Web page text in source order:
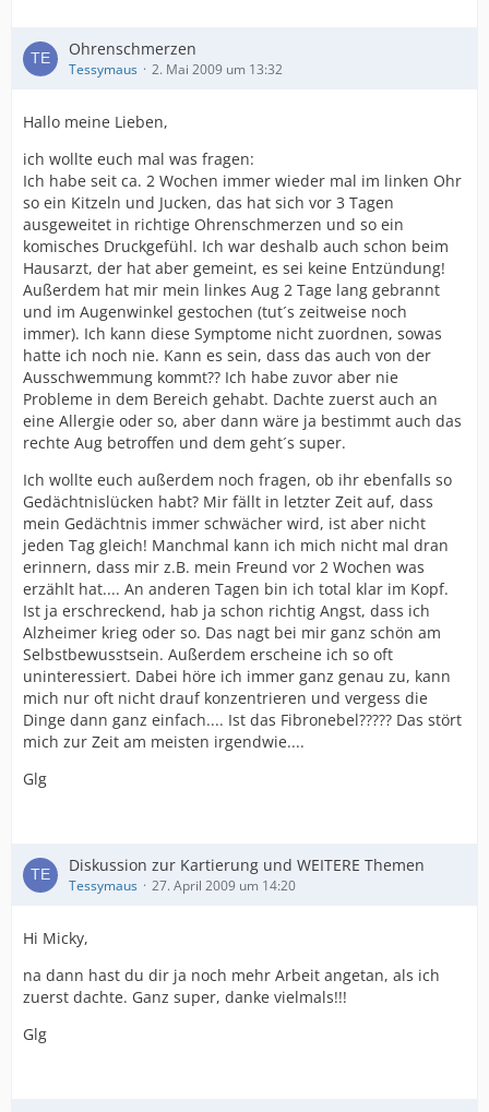
Ohrenschmerzen
Tessymaus 2. Mai 2009 um 13:32
Hallo meine Lieben,
ich wollte euch mal was fragen:
Ich habe seit ca. 2 Wochen immer wieder mal im linken Ohr
so ein Kitzeln und Jucken, das hat sich vor 3 Tagen
ausgeweitet in richtige Ohrenschmerzen und so ein
komisches Druckgefühl. Ich war deshalb auch schon beim
Hausarzt, der hat aber gemeint, es sei keine Entzündung!
Außerdem hat mir mein linkes Aug 2 Tage lang gebrannt
und im Augenwinkel gestochen (tut´s zeitweise noch
immer). Ich kann diese Symptome nicht zuordnen, sowas
hatte ich noch nie. Kann es sein, dass das auch von der
Ausschwemmung kommt?? Ich habe zuvor aber nie
Probleme in dem Bereich gehabt. Dachte zuerst auch an
eine Allergie oder so, aber dann wäre ja bestimmt auch das
rechte Aug betroffen und dem geht´s super.
Ich wollte euch außerdem noch fragen, ob ihr ebenfalls so
Gedächtnislücken habt? Mir fällt in letzter Zeit auf, dass
mein Gedächtnis immer schwächer wird, ist aber nicht
jeden Tag gleich! Manchmal kann ich mich nicht mal dran
erinnern, dass mir z.B. mein Freund vor 2 Wochen was
erzählt hat.... An anderen Tagen bin ich total klar im Kopf.
Ist ja erschreckend, hab ja schon richtig Angst, dass ich
Alzheimer krieg oder so. Das nagt bei mir ganz schön am
Selbstbewusstsein. Außerdem erscheine ich so oft
uninteressiert. Dabei höre ich immer ganz genau zu, kann
mich nur oft nicht drauf konzentrieren und vergess die
Dinge dann ganz einfach.... Ist das Fibronebel????? Das stört
mich zur Zeit am meisten irgendwie....
Glg
Diskussion zur Kartierung und WEITERE Themen
Tessymaus 27. April 2009 um 14:20
Hi Micky,
na dann hast du dir ja noch mehr Arbeit angetan, als ich
zuerst dachte. Ganz super, danke vielmals!!!
Glg